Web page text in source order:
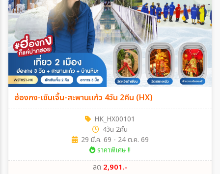
ฮ่องกง-เซินเจิ้น-สะพานแก้ว 4วัน 2คืน (HX)
HK_HX00101
4วัน 2คืน
29 มี.ค. 69 - 24 ต.ค. 69
ราคาพิเศษ !!
ลด 2,901.-